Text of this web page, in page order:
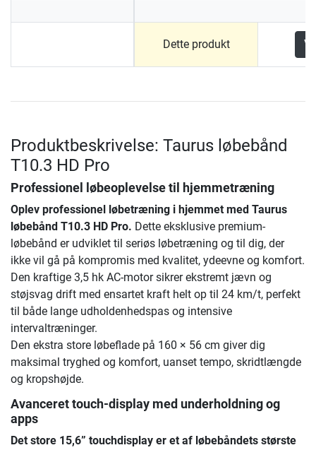
Dette produkt
Produktbeskrivelse: Taurus løbebånd
T10.3 HD Pro
Professionel løbeoplevelse til hjemmetræning
Oplev professionel løbetræning i hjemmet med Taurus
løbebånd T10.3 HD Pro. Dette eksklusive premium-
løbebånd er udviklet til seriøs løbetræning og til dig, der
ikke vil gå på kompromis med kvalitet, ydeevne og komfort.
Den kraftige 3,5 hk AC-motor sikrer ekstremt jævn og
støjsvag drift med ensartet kraft helt op til 24 km/t, perfekt
til både lange udholdenhedspas og intensive
intervaltræninger.
Den ekstra store løbeflade på 160 × 56 cm giver dig
maksimal tryghed og komfort, uanset tempo, skridtlængde
og kropshøjde.
Avanceret touch-display med underholdning og
apps
Det store 15,6” touchdisplay er et af løbebåndets største